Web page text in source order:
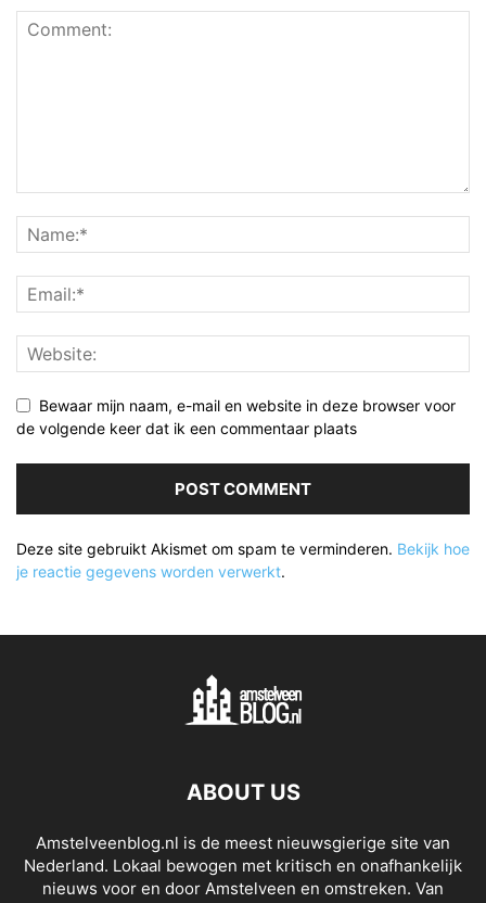
Bewaar mijn naam, e-mail en website in deze browser voor
de volgende keer dat ik een commentaar plaats
Deze site gebruikt Akismet om spam te verminderen. Bekijk hoe
je reactie gegevens worden verwerkt.
ABOUT US
Amstelveenblog.nl is de meest nieuwsgierige site van
Nederland. Lokaal bewogen met kritisch en onafhankelijk
nieuws voor en door Amstelveen en omstreken. Van